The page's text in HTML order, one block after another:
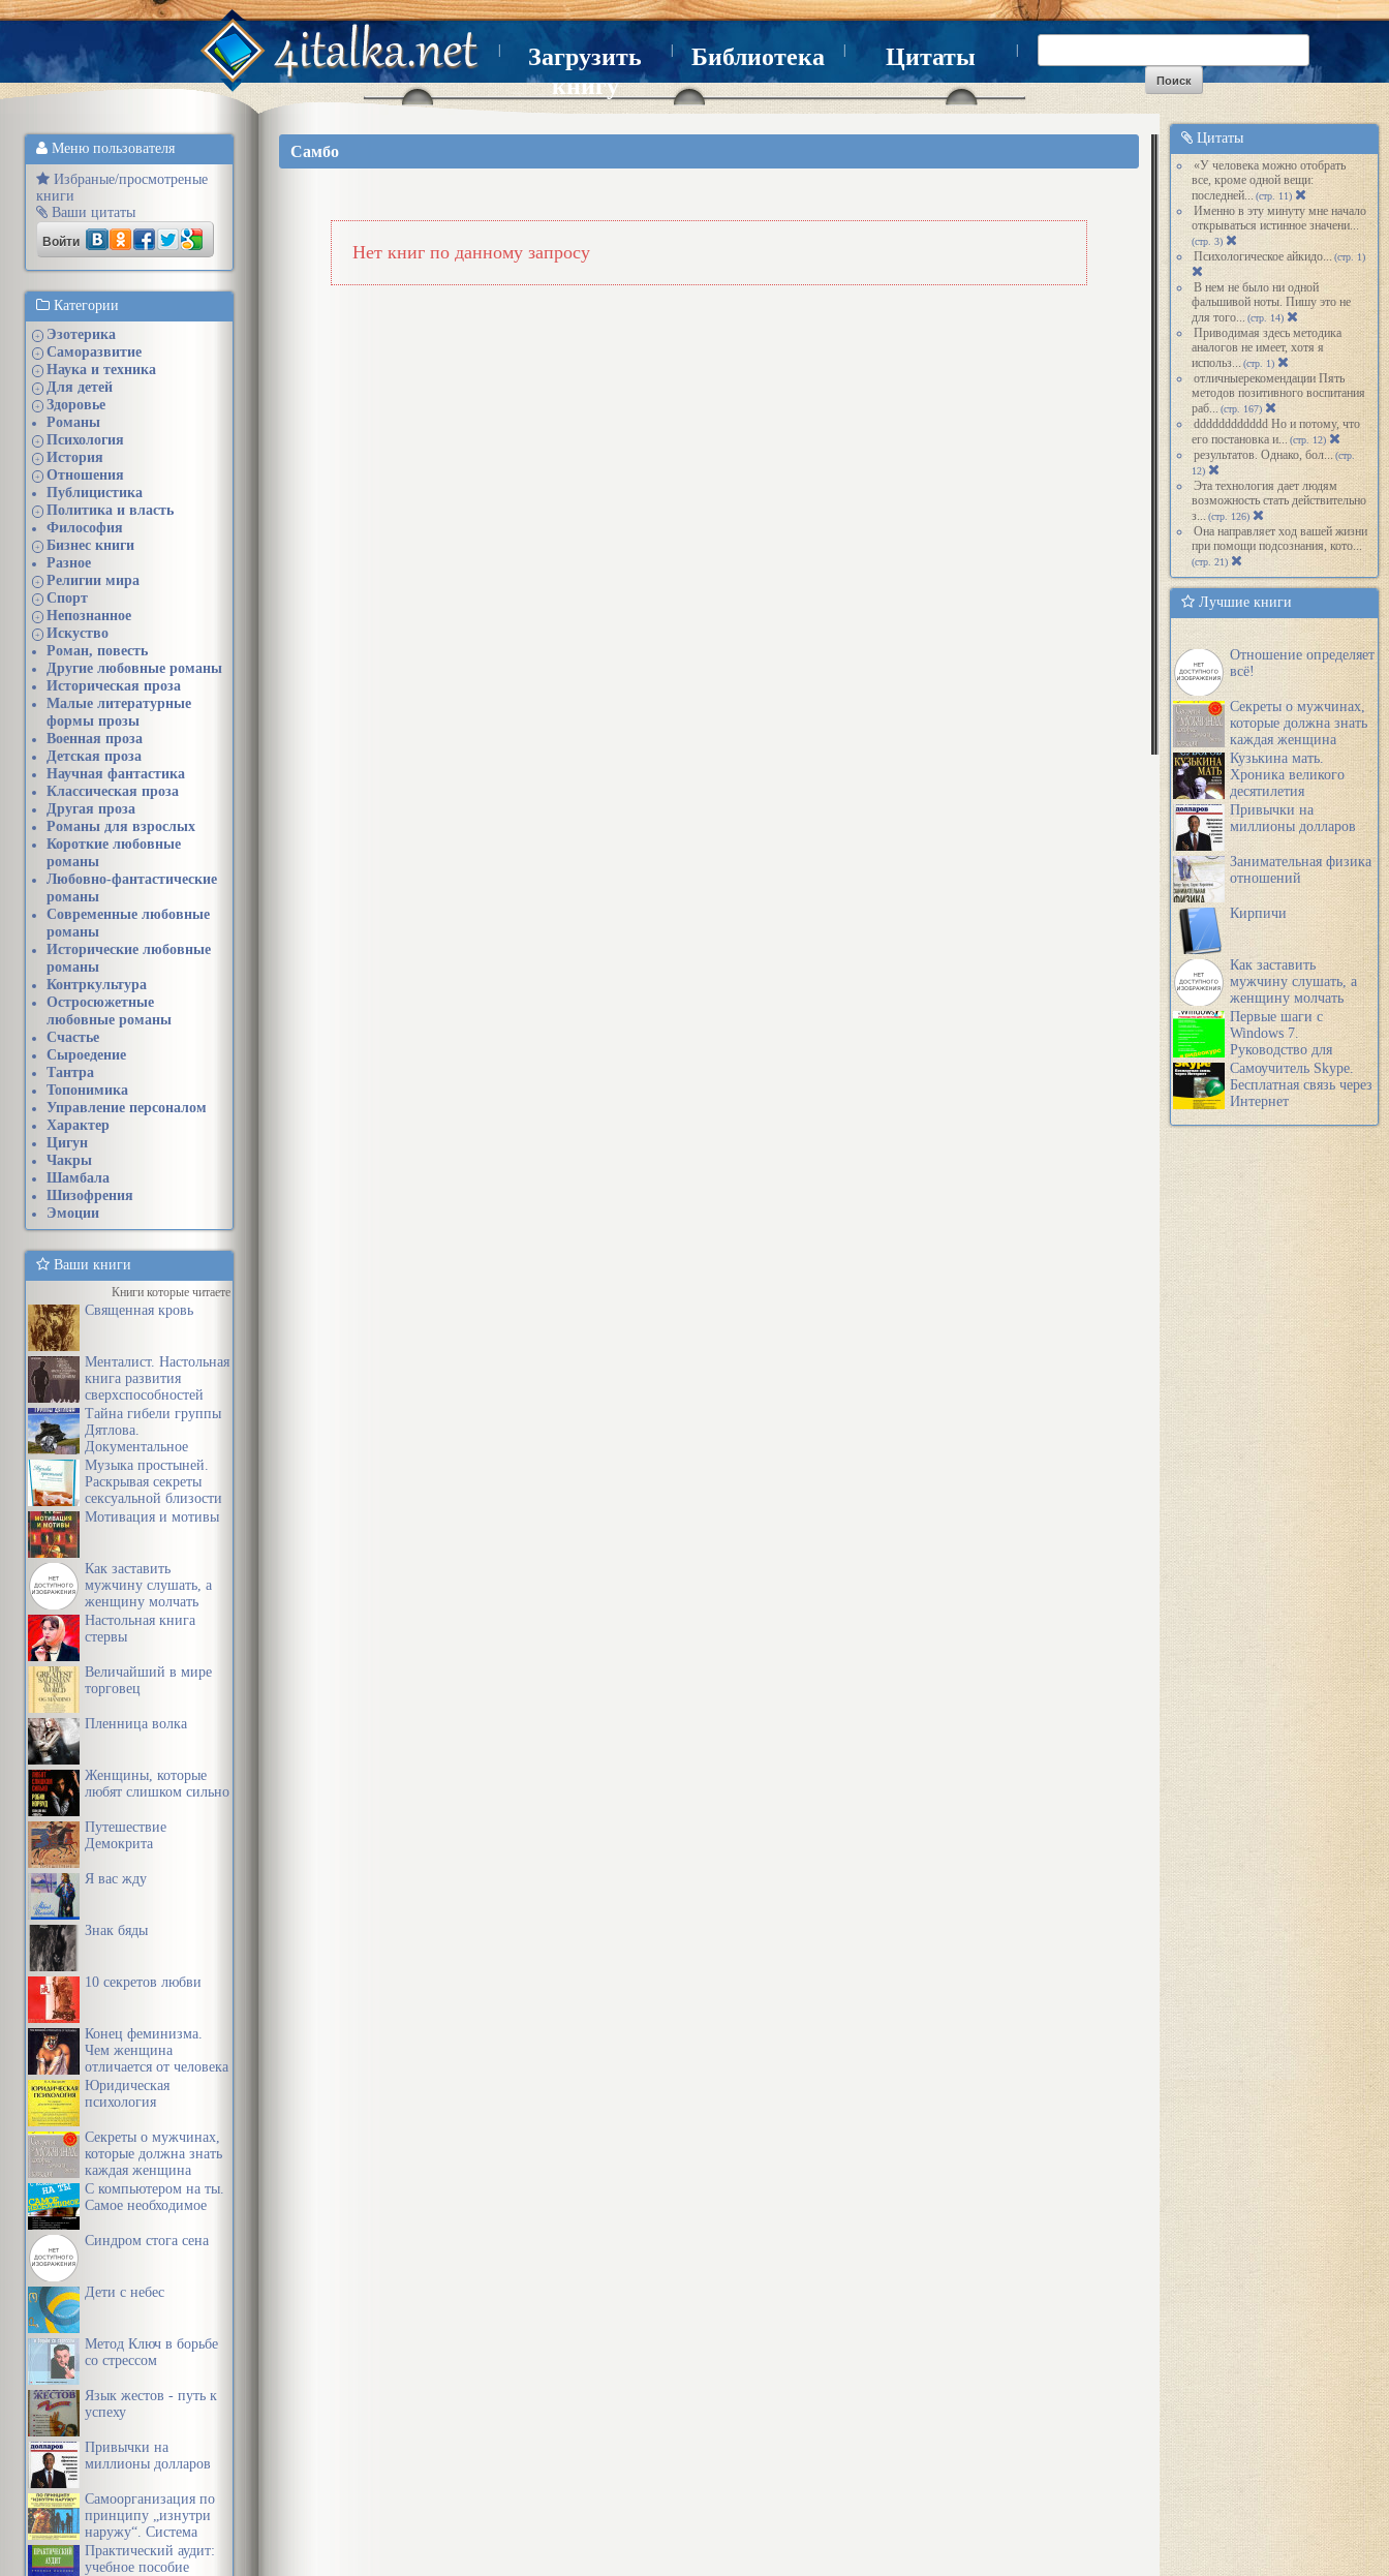
Загрузить
книгу
Библиотека Цитаты
Меню пользователя
Избраные/просмотреные
книги
Ваши цитаты
Войти
Категории
+ Эзотерика
+ Саморазвитие
+ Наука и техника
+ Для детей
+
Здоровье
Романы
+ Психология
+ История
+
Отношения
Публицистика
+
Политика и власть
Философия
+
Бизнес книги
Разное
+ Религии мира
+ Спорт
+ Непознанное
+
Искуство
Роман, повесть
Другие любовные романы
Историческая проза
Малые литературные
формы прозы
Военная проза
Детская проза
Научная фантастика
Классическая проза
Другая проза
Романы для взрослых
Короткие любовные
романы
Любовно-фантастические
романы
Современные любовные
романы
Исторические любовные
романы
Контркультура
Остросюжетные
любовные романы
Счастье
Сыроедение
Тантра
Топонимика
Управление персоналом
Характер
Цигун
Чакры
Шамбала
Шизофрения
Эмоции
Ваши книги
Книги которые читаете
Священная кровь
Менталист. Настольная
книга развития
сверхспособностей
сознания
Тайна гибели группы
Дятлова.
Документальное
расследование
Музыка простыней.
Раскрывая секреты
сексуальной близости
в браке
Мотивация и мотивы
Как заставить
мужчину слушать, а
женщину молчать
Настольная книга
стервы
Величайший в мире
торговец
Пленница волка
Женщины, которые
любят слишком сильно
Путешествие
Демокрита
Я вас жду
Знак бяды
10 секретов любви
Конец феминизма.
Чем женщина
отличается от человека
Юридическая
психология
Секреты о мужчинах,
которые должна знать
каждая женщина
С компьютером на ты.
Самое необходимое
Синдром стога сена
Дети с небес
Метод Ключ в борьбе
со стрессом
Язык жестов - путь к
успеху
Привычки на
миллионы долларов
Самоорганизация по
принципу „изнутри
наружу“. Система
эффективной
организации
Практический аудит:
учебное пособие
Самбо
Нет книг по данному запросу
Цитаты
«У человека можно отобрать
все, кроме одной вещи:
последней... (стр. 11)
Именно в эту минуту мне начало
открываться истинное значени...
(стр. 3)
Психологическое айкидо... (стр. 1)
В нем не было ни одной
фальшивой ноты. Пишу это не
для того... (стр. 14)
Приводимая здесь методика
аналогов не имеет, хотя я
использ... (стр. 1)
отличныерекомендации Пять
методов позитивного воспитания
раб... (стр. 167)
dddddddddddd Но и потому, что
его постановка и... (стр. 12)
результатов. Однако, бол...(стр.
12)
Эта технология дает людям
возможность стать действительно
з... (стр. 126)
Она направляет ход вашей жизни
при помощи подсознания, кото...
(стр. 21)
Лучшие книги
Отношение определяет
всё!
Секреты о мужчинах,
которые должна знать
каждая женщина
Кузькина мать.
Хроника великого
десятилетия
Привычки на
миллионы долларов
Занимательная физика
отношений
Кирпичи
Как заставить
мужчину слушать, а
женщину молчать
Первые шаги с
Windows 7.
Руководство для
начинающих
Самоучитель Skype.
Бесплатная связь через
Интернет